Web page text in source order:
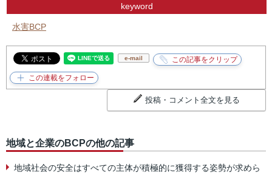
keyword
水害BCP
e-mail
投稿・コメント全文を見る
地域と企業のBCPの他の記事
地域社会の安全はすべての主体が積極的に獲得する姿勢が求めら